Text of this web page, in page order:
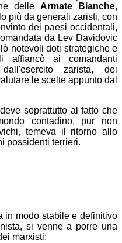
delle Armate Bianche,
più da generali zaristi, con
dei paesi occidentali,
da Lev Davidovic
notevoli doti strategiche e
affiancò ai comandanti
zarista, dei
le scelte appunto dal
soprattutto al fatto che
contadino, pur non
temeva il ritorno allo
possidenti terrieri.
in modo stabile e definitivo
si venne a porre una
marxisti: